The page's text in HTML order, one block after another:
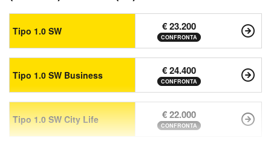
Tipo 1.0 SW € 23.200
CONFRONTA
Tipo 1.0 SW Business € 24.400
CONFRONTA
Tipo 1.0 SW City Life € 22.000
CONFRONTA